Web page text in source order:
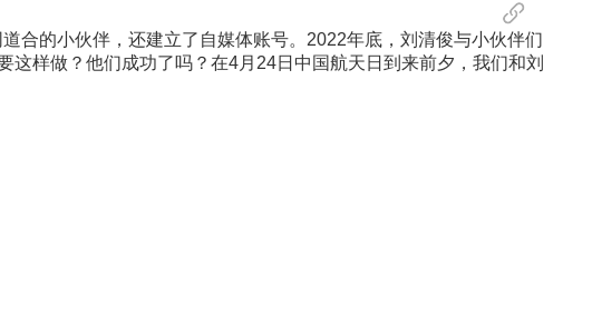
的小伙伴，还建立了自媒体账号。2022年底，刘清俊与小伙伴们
样做？他们成功了吗？在4月24日中国航天日到来前夕，我们和刘